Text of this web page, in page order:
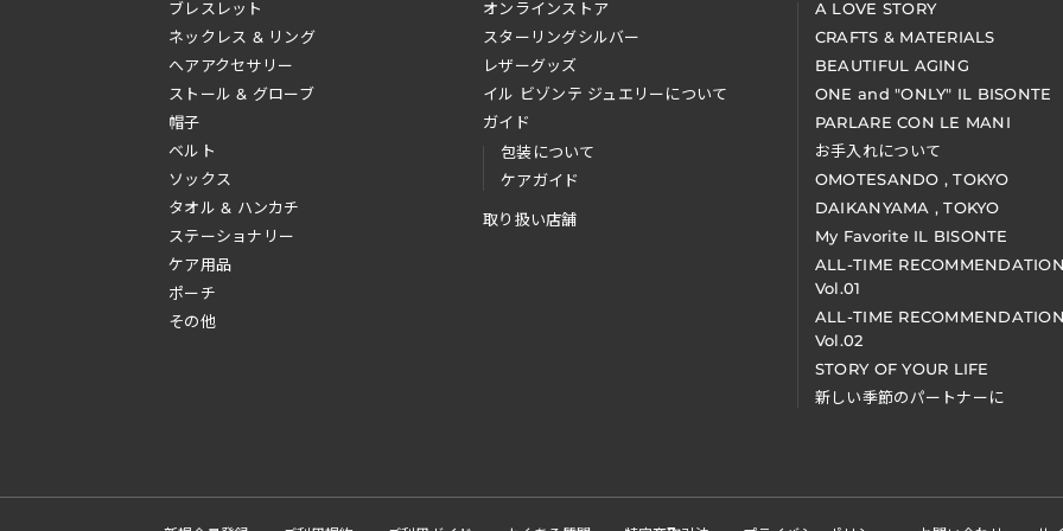
ブレスレット
ネックレス & リング
へアアクセサリー
ストール & グローブ
帽子
ベルト
ソックス
タオル & ハンカチ
ステーショナリー
ケア用品
ポーチ
その他
オンラインストア
スターリングシルバー
レザーグッズ
イル ビゾンテ ジュエリーについて
ガイド
包装について
ケアガイド
取り扱い店舗
A LOVE STORY
CRAFTS & MATERIALS
BEAUTIFUL AGING
ONE and "ONLY" IL BISONTE
PARLARE CON LE MANI
お手入れについて
OMOTESANDO , TOKYO
DAIKANYAMA , TOKYO
My Favorite IL BISONTE
ALL-TIME
Vol.01
ALL-TIME
Vol.02
STORY OF YOUR LIFE
新しい季節のパートナーに